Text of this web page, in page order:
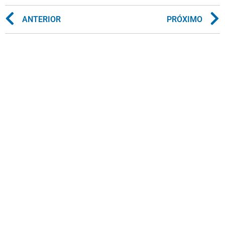
ANTERIOR PRÓXIMO